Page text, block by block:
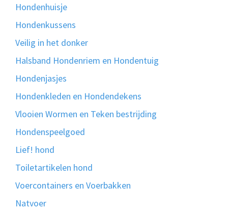
Hondenhuisje
Hondenkussens
Veilig in het donker
Halsband Hondenriem en Hondentuig
Hondenjasjes
Hondenkleden en Hondendekens
Vlooien Wormen en Teken bestrijding
Hondenspeelgoed
Lief! hond
Toiletartikelen hond
Voercontainers en Voerbakken
Natvoer